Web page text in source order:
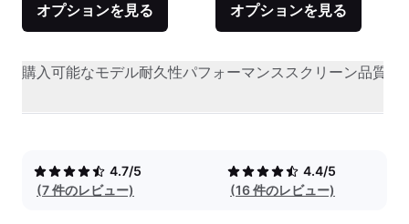
オプションを見る オプションを見る
購入可能なモデル耐久性パフォーマンススクリーン品質
4.7/5
(7 件のレビュー)
4.4/5
(16 件のレビュー)